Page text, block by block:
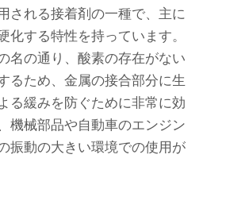
される接着剤の一種で、主に
化する特性を持っています。
名の通り、酸素の存在がない
るため、金属の接合部分に生
る緩みを防ぐために非常に効
機械部品や自動車のエンジン
振動の大きい環境での使用が